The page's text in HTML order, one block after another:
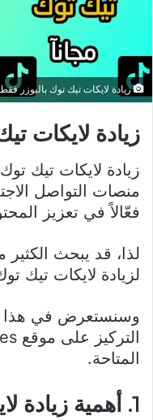
زيادة لايكات تيك توك باليوزر
زيادة لايكات
زيادة لايكات تيك
منصات التواصل
فعّالاً في تعزيز
لذا، قد يبحث
لزيادة لايكات تيك
وسنستعرض في هذا
المتاحة.
1. أهمية زيادة لايكات تيك توك